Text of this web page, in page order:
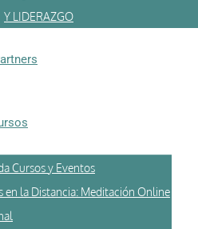
Y LIDERAZGO
Cursos y Eventos
en la Distancia: Meditación Online